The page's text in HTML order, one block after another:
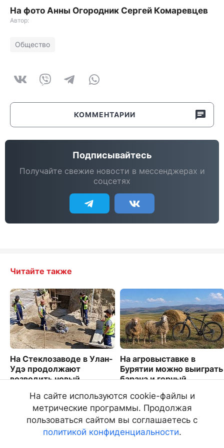
На фото Анны Огородник Сергей Комаревцев
Автор:
Общество
КОММЕНТАРИИ
Подписывайтесь
Получайте свежие новости в мессенджерах и
соцсетях
Читайте также
На Стеклозаводе в Улан-
Удэ продолжают
возводить новый
На агровыставке в
Бурятии можно выиграть
барана и горный
4368
На сайте используются cookie-файлы и
метрические программы. Продолжая
пользоваться сайтом вы соглашаетесь с
политикой конфиденциальности.